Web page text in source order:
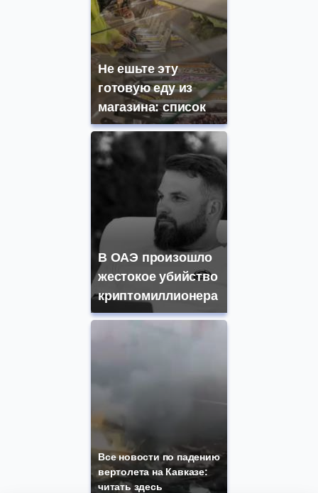
Не ешьте эту
готовую еду из
магазина: список
В ОАЭ произошло
жестокое убийство
криптомиллионера
Все новости по падению
вертолета на Кавказе:
читать здесь